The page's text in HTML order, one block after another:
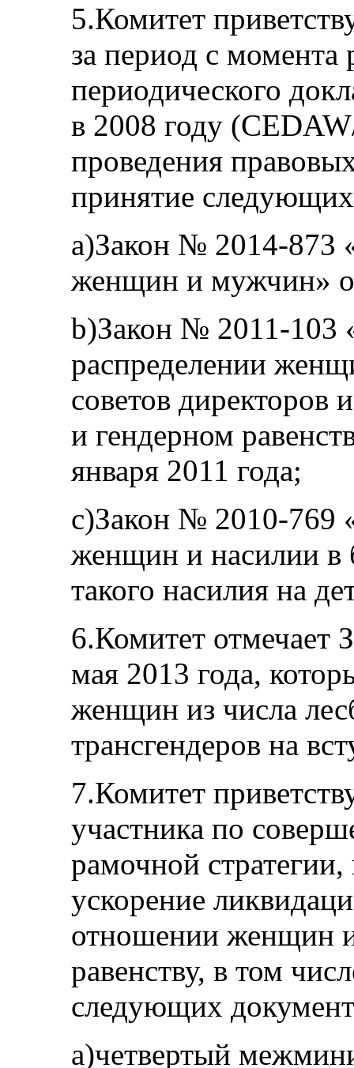
5.Комитет
за период с момента
периодического
в 2008 году
проведения
принятие следующих
a)Закон № 2014-873
женщин и мужчин»
b)Закон № 2011-103
распределении
советов директоров
и гендерном
января 2011 года;
c)Закон № 2010-769
женщин и насилии в
такого насилия на
6.Комитет отмечает
мая 2013 года,
женщин из числа
трансгендеров на
7.Комитет
участника по
рамочной
ускорение
отношении женщин
равенству, в том
следующих
a)четвертый